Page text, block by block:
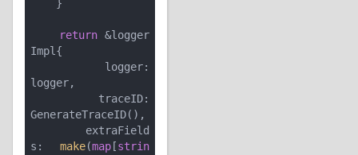
return &logger
Impl{
logger,
GenerateTraceID(),
s: make(map[strin